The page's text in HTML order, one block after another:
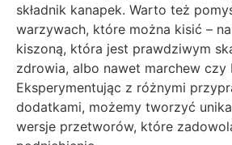
składnik kanapek. Warto też
warzywach, które można kisić –
kiszoną, która jest prawdziwym
zdrowia, albo nawet marchew czy
Eksperymentując z różnymi
dodatkami, możemy tworzyć
wersje przetworów, które